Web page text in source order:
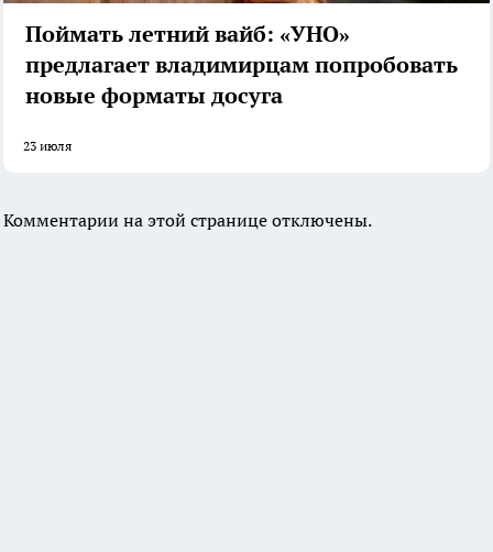
Поймать летний вайб: «УНО»
предлагает владимирцам попробовать
новые форматы досуга
23 июля
Комментарии на этой странице отключены.